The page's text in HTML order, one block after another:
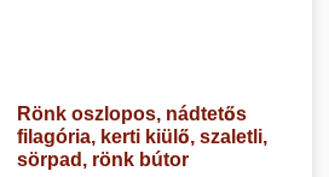
Rönk oszlopos, nádtetős
filagória, kerti kiülő, szaletli,
sörpad, rönk bútor